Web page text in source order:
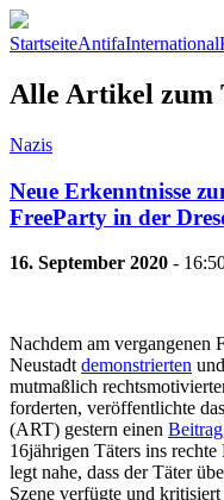
StartseiteAntifaInternational
Alle Artikel zum
Nazis
Neue Erkenntnisse
FreeParty in der
16. September 2020 -
Nachdem am vergangenen
Neustadt demonstrierten
mutmaßlich
forderten, veröffentlichte
(ART) gestern einen Beitrag
16jährigen Täters ins
legt nahe, dass der Täter
Szene verfügte und